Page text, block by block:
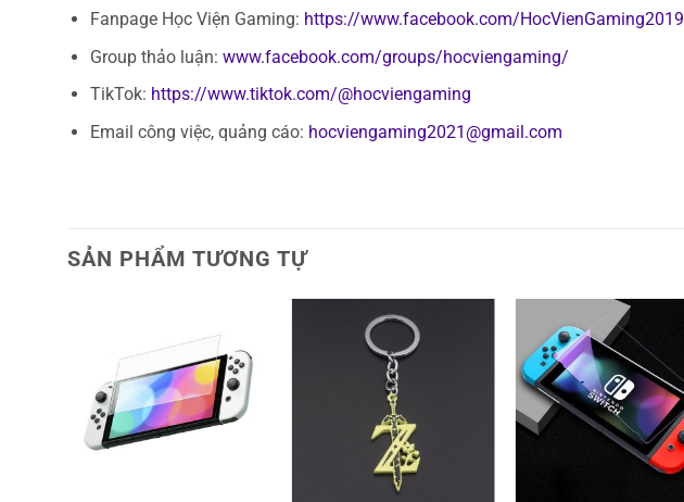
Fanpage Học Viện Gaming: https://www.facebook.com/HocVienGaming2019
Group thảo luận: www.facebook.com/groups/hocviengaming/
TikTok: https://www.tiktok.com/@hocviengaming
Email công việc, quảng cáo: hocviengaming2021@gmail.com
SẢN PHẨM TƯƠNG TỰ